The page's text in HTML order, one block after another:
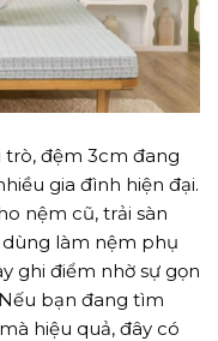
trò, đệm 3cm đang
gia đình hiện đại.
nệm cũ, trải sàn
làm nệm phụ
ghi điểm nhờ sự gọn
bạn đang tìm
hiệu quả, đây có